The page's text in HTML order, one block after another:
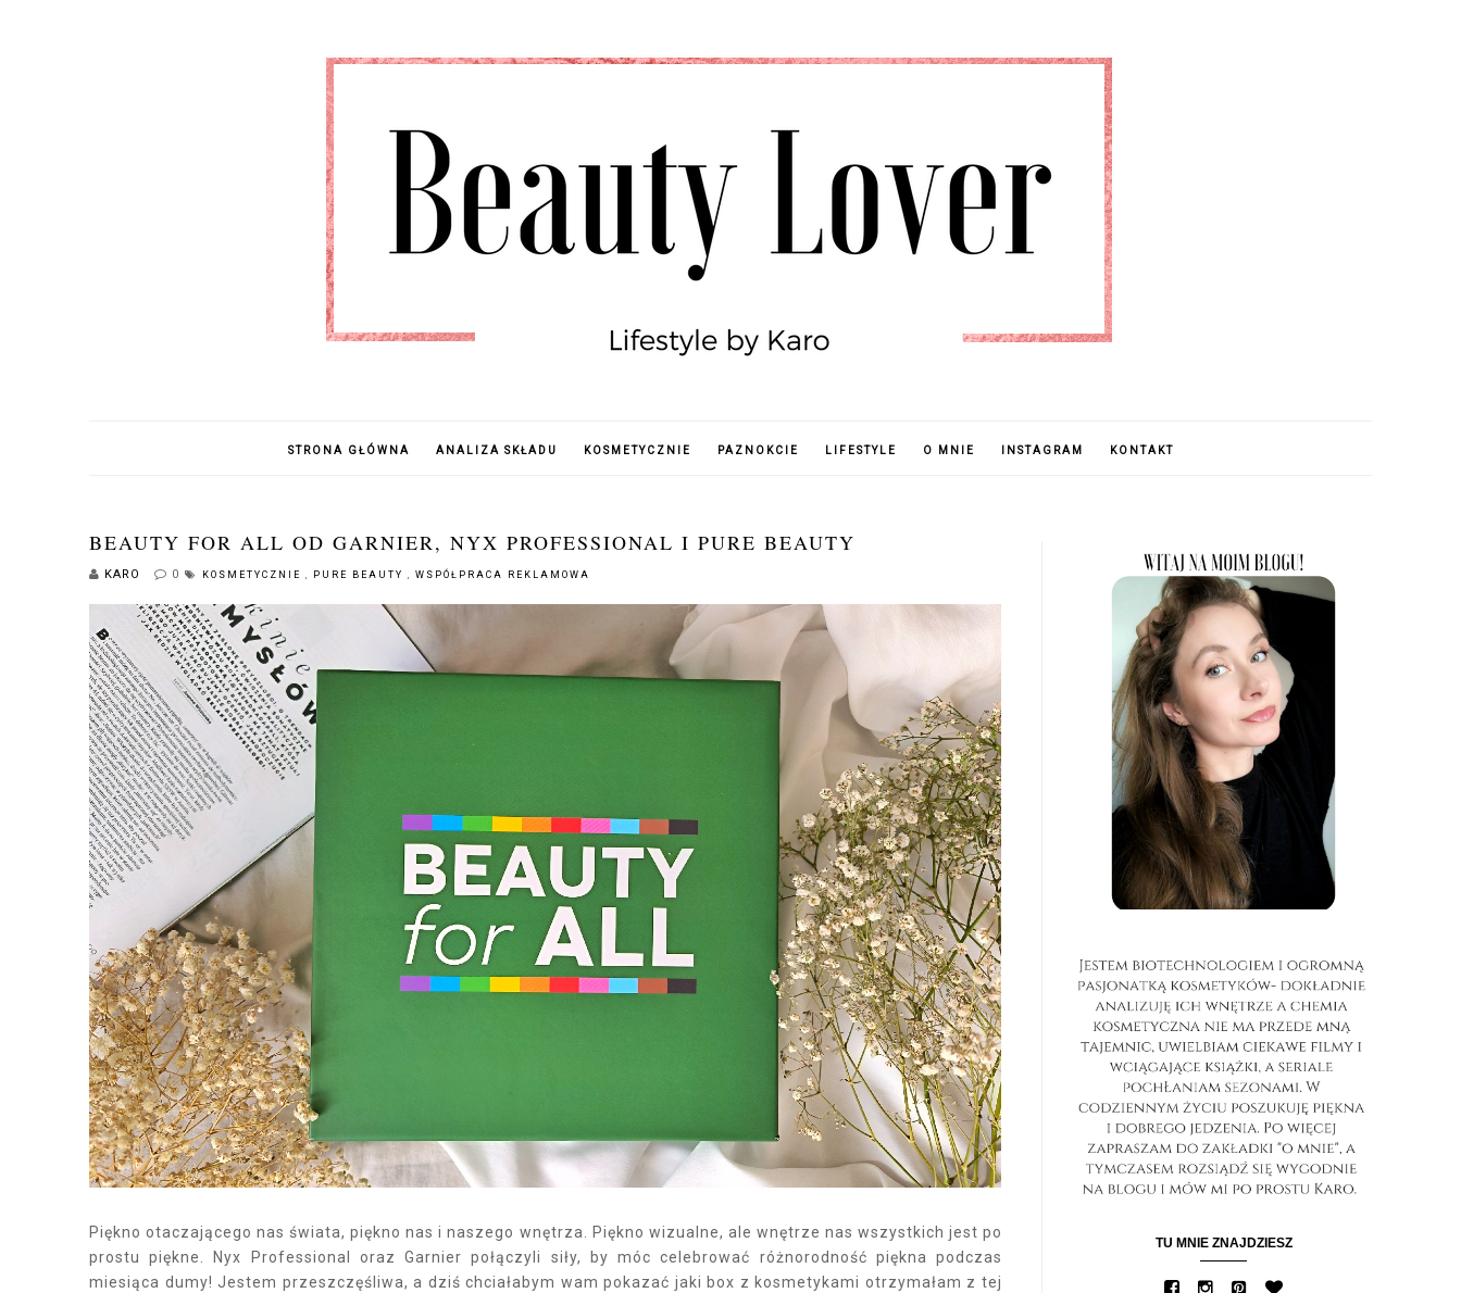
STRONA GŁÓWNA ANALIZA SKŁADU KOSMETYCZNIE PAZNOKCIE LIFESTYLE O MNIE INSTAGRAM KONTAKT
BEAUTY FOR ALL OD GARNIER, NYX PROFESSIONAL I PURE BEAUTY
KARO 0 KOSMETYCZNIE , PURE BEAUTY , WSPÓŁPRACA REKLAMOWA
Piękno otaczającego nas świata, piękno nas i naszego wnętrza. Piękno wizualne, ale wnętrze nas wszystkich jest po
prostu piękne. Nyx Professional oraz Garnier połączyli siły, by móc celebrować różnorodność piękna podczas
miesiąca dumy! Jestem przeszczęśliwa, a dziś chciałabym wam pokazać jaki box z kosmetykami otrzymałam z tej
TU MNIE ZNAJDZIESZ